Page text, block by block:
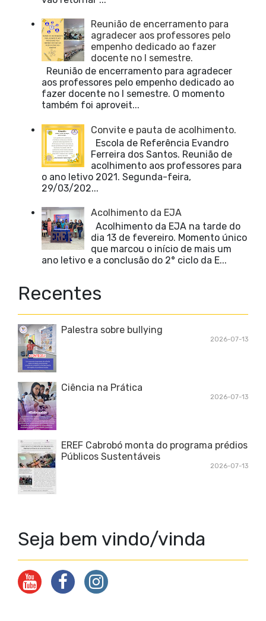
Reunião de encerramento para
agradecer aos professores pelo
empenho dedicado ao fazer
docente no I semestre.
Reunião de encerramento para agradecer
aos professores pelo empenho dedicado ao
fazer docente no I semestre. O momento
também foi aproveit...
Convite e pauta de acolhimento.
Escola de Referência Evandro
Ferreira dos Santos. Reunião de
acolhimento aos professores para
o ano letivo 2021. Segunda-feira,
29/03/202...
Acolhimento da EJA
Acolhimento da EJA na tarde do
dia 13 de fevereiro. Momento único
que marcou o início de mais um
ano letivo e a conclusão do 2° ciclo da E...
Recentes
Palestra sobre bullying
2026-07-13
Ciência na Prática
2026-07-13
EREF Cabrobó monta do programa prédios
Públicos Sustentáveis
2026-07-13
Seja bem vindo/vinda